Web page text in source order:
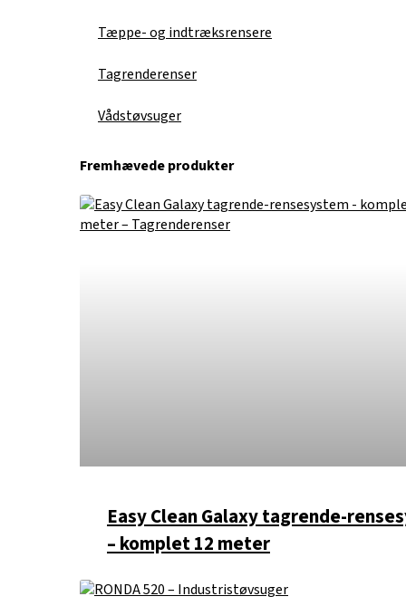
Tæppe- og indtræksrensere
Tagrenderenser
Vådstøvsuger
Fremhævede produkter
Easy Clean Galaxy tagrende-
– komplet 12 meter